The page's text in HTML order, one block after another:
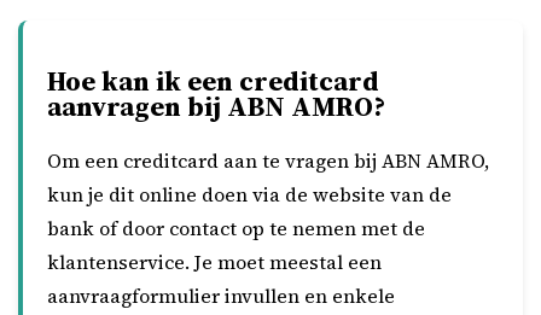
Hoe kan ik een creditcard
aanvragen bij ABN AMRO?
Om een creditcard aan te vragen bij ABN AMRO,
kun je dit online doen via de website van de
bank of door contact op te nemen met de
klantenservice. Je moet meestal een
aanvraagformulier invullen en enkele